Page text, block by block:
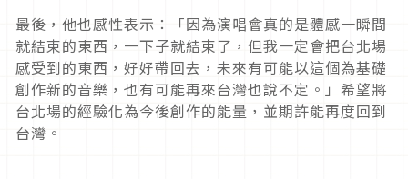
最後，他也感性表示：「因為演唱會真的是體感一瞬間
就結束的東西，一下子就結束了，但我一定會把台北場
感受到的東西，好好帶回去，未來有可能以這個為基礎
創作新的音樂，也有可能再來台灣也說不定。」希望將
台北場的經驗化為今後創作的能量，並期許能再度回到
台灣。